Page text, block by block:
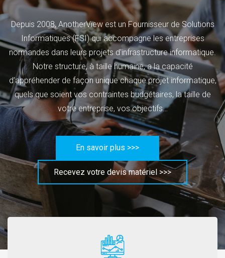
Depuis 2008, AnotherView est un Fournisseur de Solutions
Informatiques (FSI) qui accompagne les entreprises
normandes dans leurs projets d'infrastructure informatique.
Notre structure, à taille humaine, a la capacité
d’appréhender de façon unique chaque projet informatique,
quels que soient vos contraintes budgétaires, la taille de
votre entreprise, vos objectifs…
En savoir plus >>>
Recevez votre devis matériel >>>